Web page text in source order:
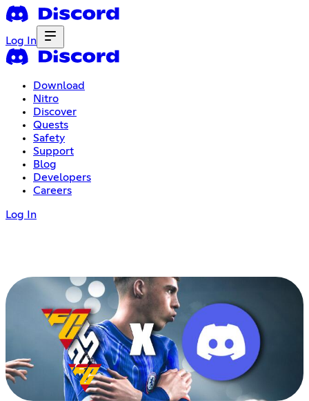
Log In
Download
Nitro
Discover
Quests
Safety
Support
Blog
Developers
Careers
Log In